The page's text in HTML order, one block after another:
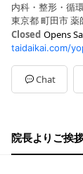
内科・整形・循
東京都 町田市 薬
Closed Opens
SunClosed
Mon09:00 -
Tue09:00 -
Wed09:00 -
Sat09:00 - 11:30
【休診】第１
taidaikai.com/
Chat
院長よりご挨